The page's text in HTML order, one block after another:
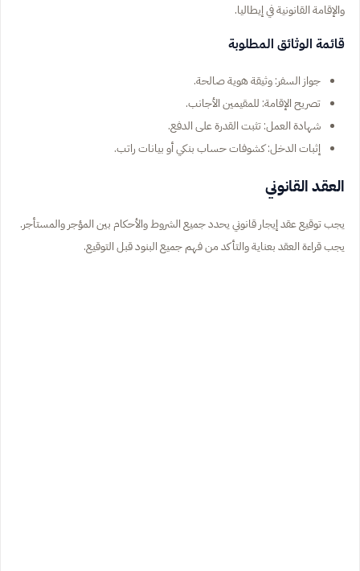
والإقامة القانونية في إيطاليا.
قائمة الوثائق المطلوبة
جواز السفر: وثيقة هوية صالحة.
تصريح الإقامة: للمقيمين الأجانب.
شهادة العمل: تثبت القدرة على الدفع.
إثبات الدخل: كشوفات حساب بنكي أو بيانات راتب.
العقد القانوني
يجب توقيع عقد إيجار قانوني يحدد جميع الشروط والأحكام بين المؤجر والمستأجر.
يجب قراءة العقد بعناية والتأكد من فهم جميع البنود قبل التوقيع.